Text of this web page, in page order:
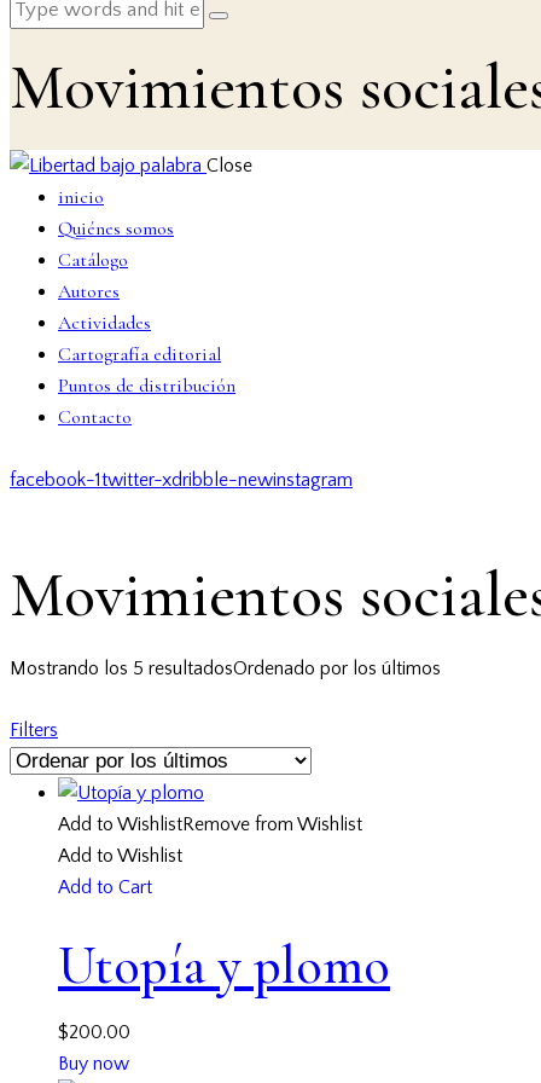
Movimientos
Close
inicio
Quiénes somos
Catálogo
Autores
Actividades
Cartografía editorial
Puntos de distribución
Contacto
facebook-1twitter-xdribble-newinstagram
Movimientos
Mostrando los 5 resultadosOrdenado por los últimos
Filters
Add to WishlistRemove from Wishlist
Add to Wishlist
Add to Cart
Utopía y plomo
$200.00
Buy now